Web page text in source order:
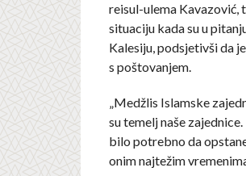
reisul-ulema Kavazović,
situaciju kada su u
Kalesiju, podsjetivši da
s poštovanjem.
„Medžlis Islamske
su temelj naše
bilo potrebno da
onim najtežim